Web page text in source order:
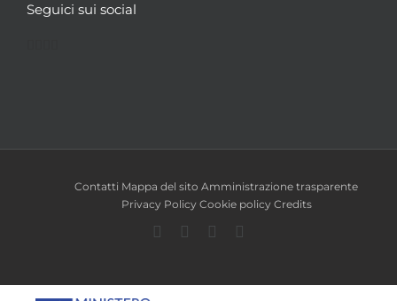
Seguici sui social
Contatti Mappa del sito Amministrazione trasparente
Privacy Policy Cookie policy Credits
Facebook
TwitterYouTube